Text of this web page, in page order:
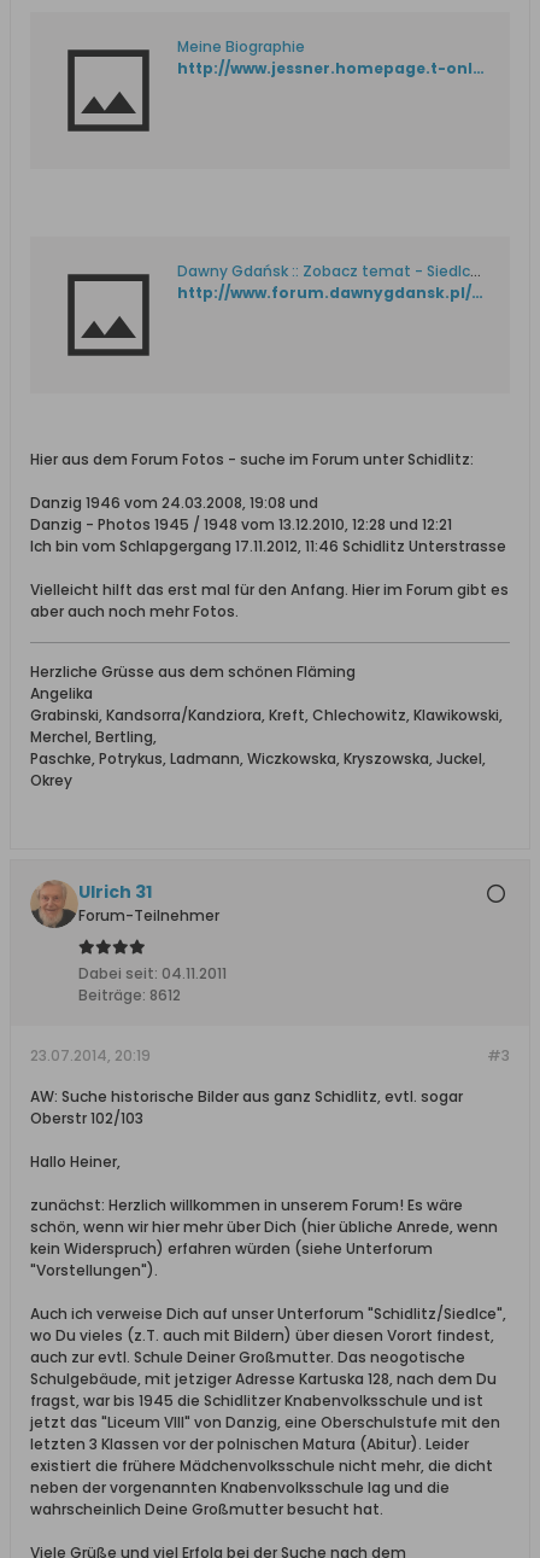
Meine Biographie
http://www.jessner.homepage.t-online.de/biogram1.htm
Dawny Gdańsk :: Zobacz temat - Siedlce - Schidlitz
http://www.forum.dawnygdansk.pl/viewtopic.php?t=1521&postdays=0&postorder=asc&start=0
Hier aus dem Forum Fotos - suche im Forum unter Schidlitz:
Danzig 1946 vom 24.03.2008, 19:08 und
Danzig - Photos 1945 / 1948 vom 13.12.2010, 12:28 und 12:21
Ich bin vom Schlapgergang 17.11.2012, 11:46 Schidlitz Unterstrasse
Vielleicht hilft das erst mal für den Anfang. Hier im Forum gibt es
aber auch noch mehr Fotos.
Herzliche Grüsse aus dem schönen Fläming
Angelika
Grabinski, Kandsorra/Kandziora, Kreft, Chlechowitz, Klawikowski,
Merchel, Bertling,
Paschke, Potrykus, Ladmann, Wiczkowska, Kryszowska, Juckel,
Okrey
Ulrich 31
Forum-Teilnehmer
Dabei seit: 04.11.2011
Beiträge: 8612
#3
23.07.2014, 20:19
AW: Suche historische Bilder aus ganz Schidlitz, evtl. sogar
Oberstr 102/103
Hallo Heiner,
zunächst: Herzlich willkommen in unserem Forum! Es wäre
schön, wenn wir hier mehr über Dich (hier übliche Anrede, wenn
kein Widerspruch) erfahren würden (siehe Unterforum
"Vorstellungen").
Auch ich verweise Dich auf unser Unterforum "Schidlitz/Siedlce",
wo Du vieles (z.T. auch mit Bildern) über diesen Vorort findest,
auch zur evtl. Schule Deiner Großmutter. Das neogotische
Schulgebäude, mit jetziger Adresse Kartuska 128, nach dem Du
fragst, war bis 1945 die Schidlitzer Knabenvolksschule und ist
jetzt das "Liceum VIII" von Danzig, eine Oberschulstufe mit den
letzten 3 Klassen vor der polnischen Matura (Abitur). Leider
existiert die frühere Mädchenvolksschule nicht mehr, die dicht
neben der vorgenannten Knabenvolksschule lag und die
wahrscheinlich Deine Großmutter besucht hat.
Viele Grüße und viel Erfolg bei der Suche nach dem